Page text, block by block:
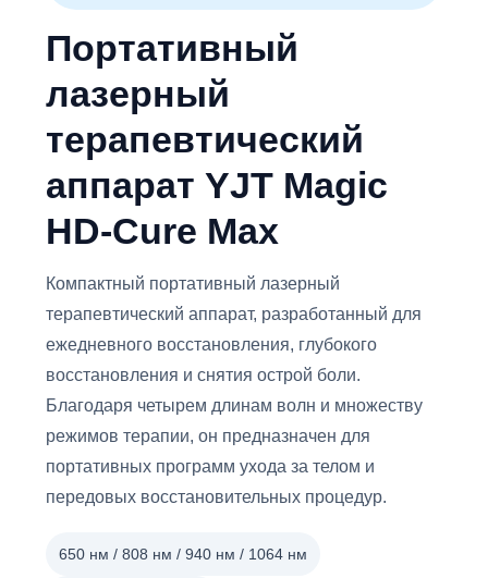
Портативный
лазерный
терапевтический
аппарат YJT Magic
HD-Cure Max
Компактный портативный лазерный
терапевтический аппарат, разработанный для
ежедневного восстановления, глубокого
восстановления и снятия острой боли.
Благодаря четырем длинам волн и множеству
режимов терапии, он предназначен для
портативных программ ухода за телом и
передовых восстановительных процедур.
650 нм / 808 нм / 940 нм / 1064 нм